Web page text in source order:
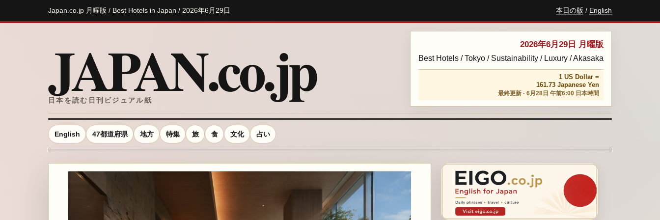
Japan.co.jp 月曜版 / Best Hotels in Japan / 2026年6月29日 本日の版 / English
JAPAN.co.jp
日本を読む日刊ビジュアル紙
2026年6月29日 月曜版
Best Hotels / Tokyo / Sustainability / Luxury / Akasaka
1 US Dollar =
161.73 Japanese Yen
最終更新 · 6月28日 午前6:00 日本時間
English 47都道府県 地方 特集 旅 食 文化 占い